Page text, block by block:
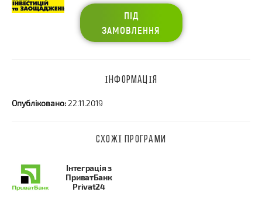
ПІД
ЗАМОВЛЕННЯ
ІНФОРМАЦІЯ
Опубліковано: 22.11.2019
СХОЖІ ПРОГРАМИ
Інтеграція з
ПриватБанк
Privat24